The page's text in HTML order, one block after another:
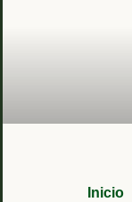
Campos
Inicio